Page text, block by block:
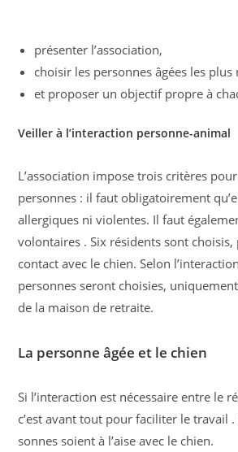
présenter l’association,
choisir les personnes âgées les plus
et proposer un objectif propre à
Veiller à l’interaction personne-animal
L’association impose trois critères
personnes : il faut obligatoirement
allergiques ni violentes. Il faut
volontaires . Six résidents sont
contact avec le chien. Selon
personnes seront choisies,
de la maison de retraite.
La personne âgée et le chien
Si l’interaction est nécessaire entre le
c’est avant tout pour faciliter le travail
sonnes soient à l’aise avec le chien.